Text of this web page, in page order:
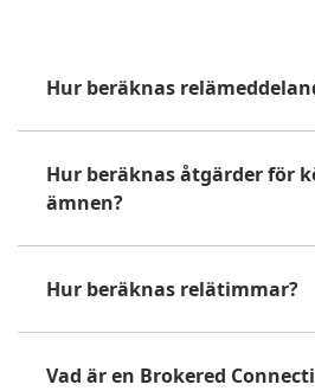
Hur beräknas
Hur beräknas åtgärder för
ämnen?
Hur beräknas relätimmar?
Vad är en Brokered